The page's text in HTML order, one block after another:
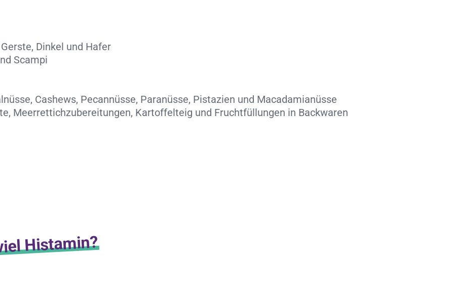
Dinkel und Hafer
Scampi
Cashews, Pecannüsse, Paranüsse, Pistazien und Macadamianüsse
Meerrettichzubereitungen, Kartoffelteig und Fruchtfüllungen in Backwaren
Histamin?